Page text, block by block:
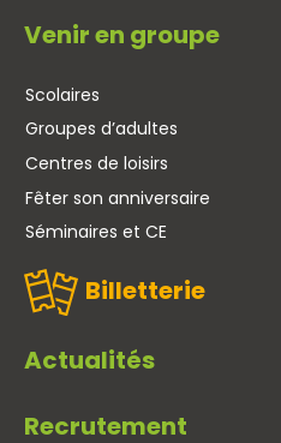
Venir en groupe
Scolaires
Groupes d’adultes
Centres de loisirs
Fêter son anniversaire
Séminaires et CE
Billetterie
Actualités
Recrutement